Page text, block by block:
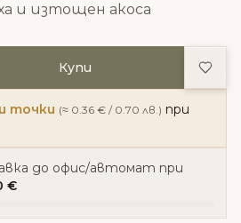
и изтощен акоса
Купи
точки (≈ 0.36 € / 0.70 лв.) при
до офис/автомат при
€